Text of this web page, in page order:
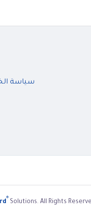
سياسة
® Solutions. All Rights